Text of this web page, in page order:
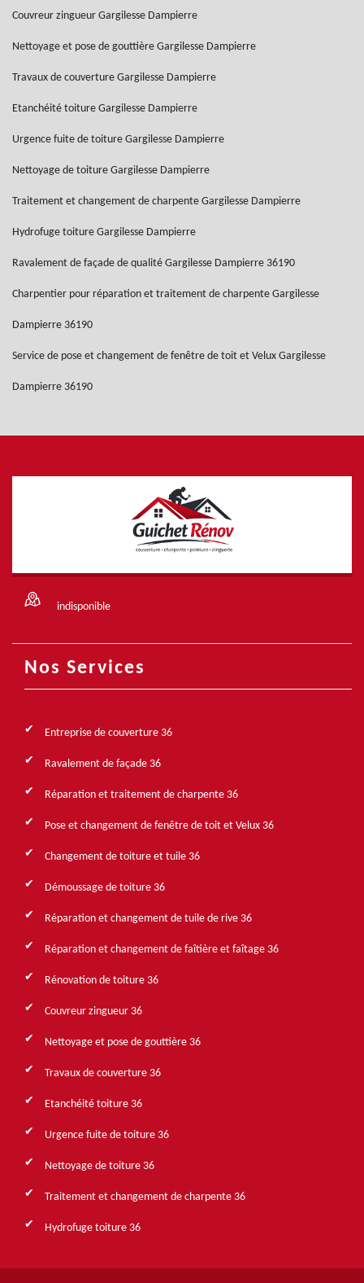
Couvreur zingueur Gargilesse Dampierre
Nettoyage et pose de gouttière Gargilesse Dampierre
Travaux de couverture Gargilesse Dampierre
Etanchéité toiture Gargilesse Dampierre
Urgence fuite de toiture Gargilesse Dampierre
Nettoyage de toiture Gargilesse Dampierre
Traitement et changement de charpente Gargilesse Dampierre
Hydrofuge toiture Gargilesse Dampierre
Ravalement de façade de qualité Gargilesse Dampierre 36190
Charpentier pour réparation et traitement de charpente Gargilesse
Dampierre 36190
Service de pose et changement de fenêtre de toit et Velux Gargilesse
Dampierre 36190
indisponible
Nos Services
Entreprise de couverture 36
Ravalement de façade 36
Réparation et traitement de charpente 36
Pose et changement de fenêtre de toit et Velux 36
Changement de toiture et tuile 36
Démoussage de toiture 36
Réparation et changement de tuile de rive 36
Réparation et changement de faîtière et faîtage 36
Rénovation de toiture 36
Couvreur zingueur 36
Nettoyage et pose de gouttière 36
Travaux de couverture 36
Etanchéité toiture 36
Urgence fuite de toiture 36
Nettoyage de toiture 36
Traitement et changement de charpente 36
Hydrofuge toiture 36